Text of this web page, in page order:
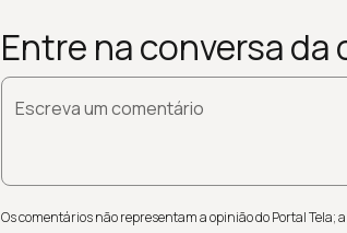
Entre na conversa
Escreva um comentário
Os comentários não representam a opinião do Portal Tela;